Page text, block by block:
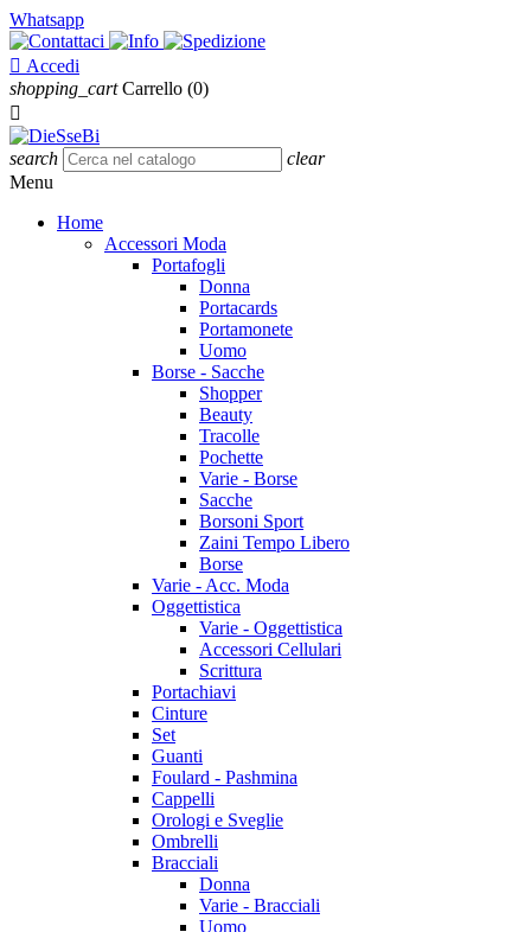
Whatsapp
 Accedi
shopping_cart Carrello (0)

search
clear
Menu
Home
Accessori Moda
Portafogli
Donna
Portacards
Portamonete
Uomo
Borse - Sacche
Shopper
Beauty
Tracolle
Pochette
Varie - Borse
Sacche
Borsoni Sport
Zaini Tempo Libero
Borse
Varie - Acc. Moda
Oggettistica
Varie - Oggettistica
Accessori Cellulari
Scrittura
Portachiavi
Cinture
Set
Guanti
Foulard - Pashmina
Cappelli
Orologi e Sveglie
Ombrelli
Bracciali
Donna
Varie - Bracciali
Uomo